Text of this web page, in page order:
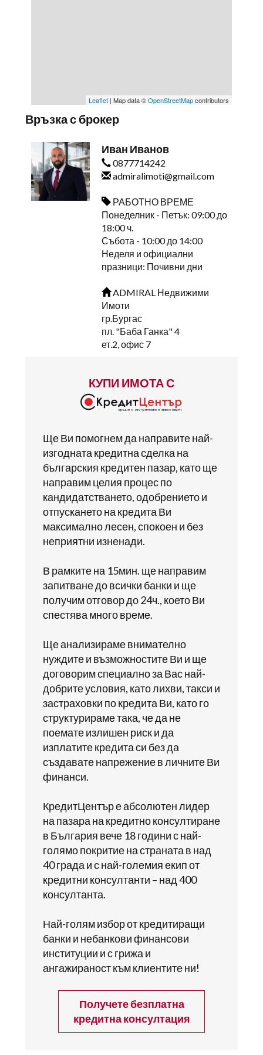
Leaflet | Map data ©OpenStreetMapcontributors
Връзка с брокер
Иван Иванов
0877714242
admiralimoti@gmail.com
РАБОТНО ВРЕМЕ
Понеделник - Петък: 09:00 до
18:00 ч.
Събота - 10:00 до 14:00
Неделя и официални
празници: Почивни дни
ADMIRAL Недвижими
Имоти
гр.Бургас
пл. "Баба Ганка" 4
ет.2, офис 7
КУПИ ИМОТА С
Ще Ви помогнем да направите най-
изгодната кредитна сделка на
българския кредитен пазар, като ще
направим целия процес по
кандидатстването, одобрението и
отпускането на кредита Ви
максимално лесен, спокоен и без
неприятни изненади.
В рамките на 15мин. ще направим
запитване до всички банки и ще
получим отговор до 24ч., което Ви
спестява много време.
Ще анализираме внимателно
нуждите и възможностите Ви и ще
договорим специално за Вас най-
добрите условия, като лихви, такси и
застраховки по кредита Ви, като го
структурираме така, че да не
поемате излишен риск и да
изплатите кредита си без да
създавате напрежение в личните Ви
финанси.
КредитЦентър е абсолютен лидер
на пазара на кредитно консултиране
в България вече 18 години с най-
голямо покритие на страната в над
40 града и с най-големия екип от
кредитни консултанти – над 400
консултанта.
Най-голям избор от кредитиращи
банки и небанкови финансови
институции и с грижа и
ангажираност към клиентите ни!
Получете безплатна
кредитна консултация